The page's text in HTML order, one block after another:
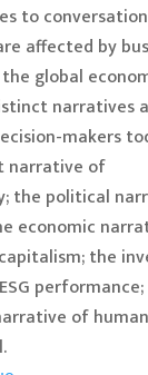
to
affected by
global
narratives
makers
narrative of
the political
economic
the
of